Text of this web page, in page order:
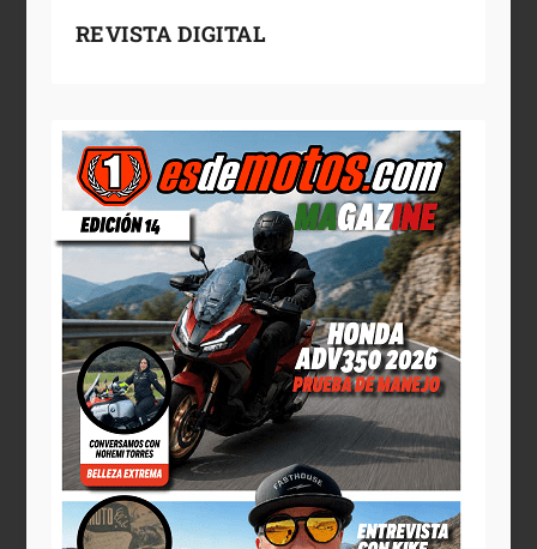
REVISTA DIGITAL